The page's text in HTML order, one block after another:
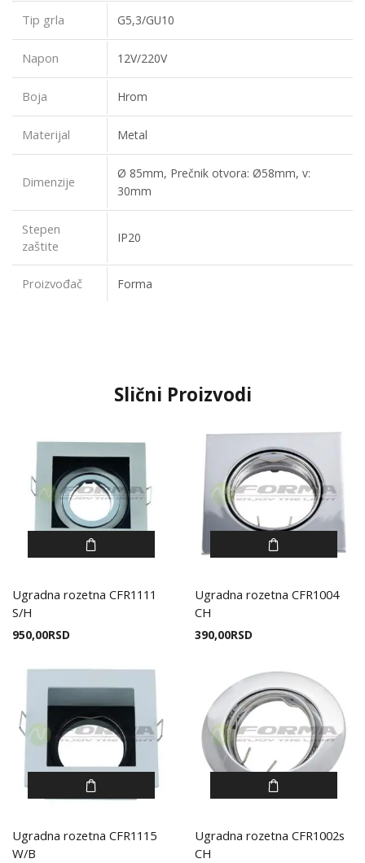
Tip grla G5,3/GU10
Napon 12V/220V
Boja Hrom
Materijal Metal
Dimenzije
Ø 85mm, Prečnik otvora: Ø58mm, v:
30mm
Stepen
zaštite
IP20
Proizvođač Forma
Slični Proizvodi
Ugradna rozetna CFR1111
S/H
950,00RSD
Ugradna rozetna CFR1004
CH
390,00RSD
Ugradna rozetna CFR1115
W/B
Ugradna rozetna CFR1002s
CH